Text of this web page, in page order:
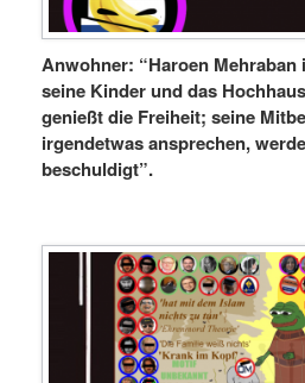
Anwohner: “Haroen
seine Kinder und das
genießt die Freiheit; seine
irgendetwas ansprechen,
beschuldigt”.